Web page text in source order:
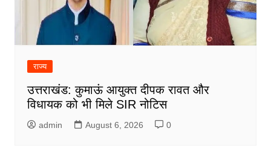
राज्य
उत्तराखंड: कुमाऊं आयुक्त दीपक रावत और
विधायक को भी मिले SIR नोटिस
admin August 6, 2026 0